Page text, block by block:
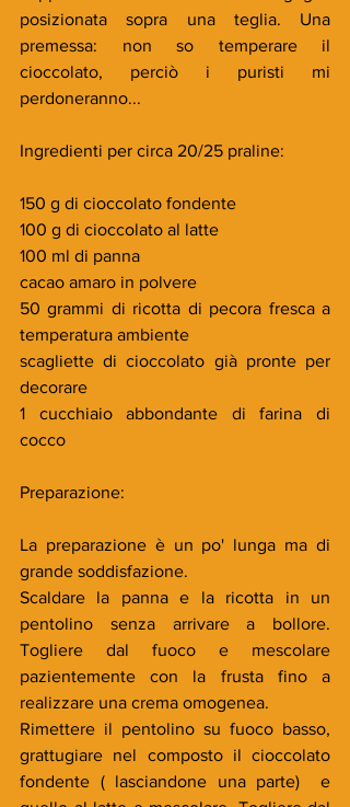
posizionata sopra una teglia. Una
premessa: non so temperare il
cioccolato, perciò i puristi mi
perdoneranno...
Ingredienti per circa 20/25 praline:
150 g di cioccolato fondente
100 g di cioccolato al latte
100 ml di panna
cacao amaro in polvere
50 grammi di ricotta di pecora fresca a
temperatura ambiente
scagliette di cioccolato già pronte per
decorare
1 cucchiaio abbondante di farina di
cocco
Preparazione:
La preparazione è un po' lunga ma di
grande soddisfazione.
Scaldare la panna e la ricotta in un
pentolino senza arrivare a bollore.
Togliere dal fuoco e mescolare
pazientemente con la frusta fino a
realizzare una crema omogenea.
Rimettere il pentolino su fuoco basso,
grattugiare nel composto il cioccolato
fondente ( lasciandone una parte)  e